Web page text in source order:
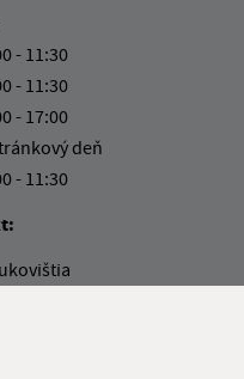
- 11:30
- 11:30
- 17:00
deň
- 11:30